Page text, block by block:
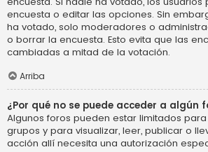
encuesta o editar las opciones. Sin
ha votado, solo moderadores o
o borrar la encuesta. Esto evita que las
cambiadas a mitad de la votación.
Arriba
¿Por qué no se puede acceder a algún
Algunos foros pueden estar limitados
grupos y para visualizar, leer, publicar o
acción allí necesita una autorización